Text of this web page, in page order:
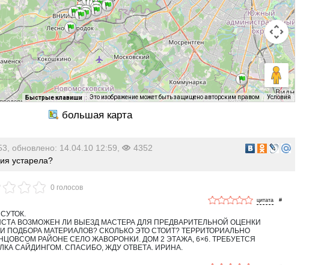
Быстрые клавиши Это изображение может быть защищено авторским правом Условия
обновлено: 14.04.10 12:59,
4352
устарела?
0 голосов
#
ВОЗМОЖЕН ЛИ ВЫЕЗД МАСТЕРА ДЛЯ ПРЕДВАРИТЕЛЬНОЙ ОЦЕНКИ
ПОДБОРА МАТЕРИАЛОВ? СКОЛЬКО ЭТО СТОИТ? ТЕРРИТОРИАЛЬНО
РАЙОНЕ СЕЛО ЖАВОРОНКИ. ДОМ 2 ЭТАЖА, 6×6. ТРЕБУЕТСЯ
САЙДИНГОМ. СПАСИБО, ЖДУ ОТВЕТА. ИРИНА.